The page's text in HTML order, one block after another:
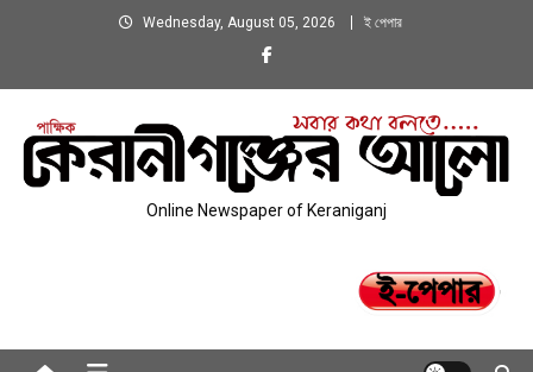
Wednesday, August 05, 2026 ই পেপার
Online Newspaper of Keraniganj